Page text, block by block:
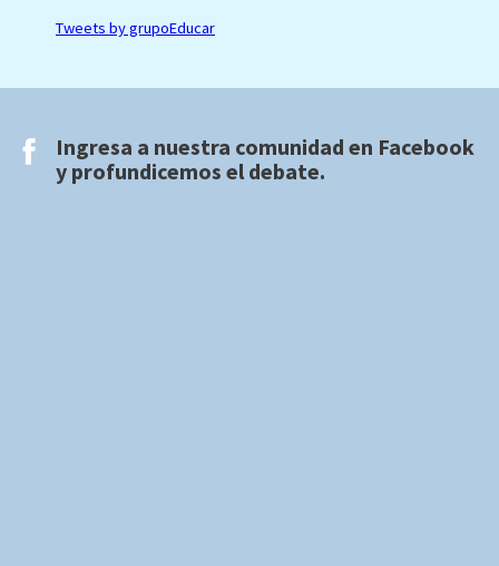
Tweets by grupoEducar
Ingresa a nuestra comunidad en Facebook
y profundicemos el debate.